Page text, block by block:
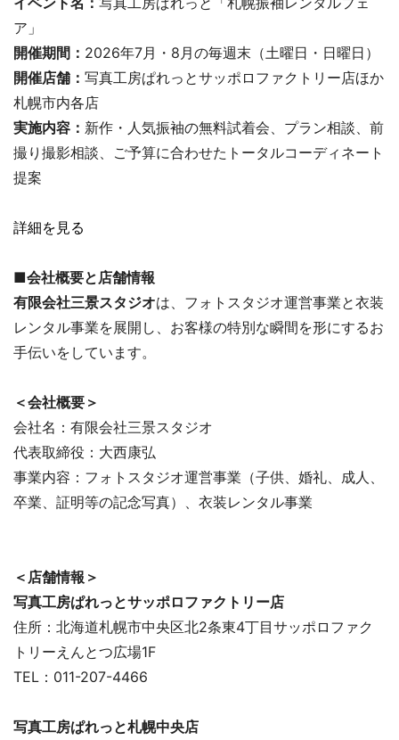
ア」
開催期間： 2026年7月・8月の毎週末（土曜日・日曜日）
開催店舗： 写真工房ぱれっとサッポロファクトリー店ほか
札幌市内各店
実施内容： 新作・人気振袖の無料試着会、プラン相談、前
撮り撮影相談、ご予算に合わせたトータルコーディネート
提案
詳細を見る
■会社概要と店舗情報
有限会社三景スタジオは、フォトスタジオ運営事業と衣装
レンタル事業を展開し、お客様の特別な瞬間を形にするお
手伝いをしています。
＜会社概要＞
会社名：有限会社三景スタジオ
代表取締役：大西康弘
事業内容：フォトスタジオ運営事業（子供、婚礼、成人、
卒業、証明等の記念写真）、衣装レンタル事業
＜店舗情報＞
写真工房ぱれっとサッポロファクトリー店
住所：北海道札幌市中央区北2条東4丁目サッポロファク
トリーえんとつ広場1F
TEL：011-207-4466
写真工房ぱれっと札幌中央店